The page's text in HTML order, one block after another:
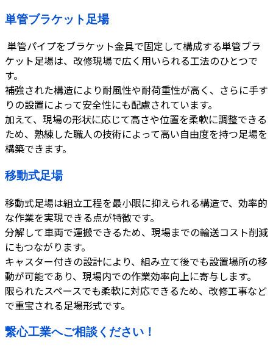
単管ブラケット足場
単管パイプをブラケット金具で固定して構成する単管ブラ
ケット足場は、改修現場で広く用いられる工法のひとつで
す。
補強された構造により耐風性や耐荷重性が高く、さらに手す
りの設置によって安全性にも配慮されています。
加えて、現場の形状に応じて高さや位置を柔軟に調整できる
ため、熟練した職人の技術によって高い自由度を持つ足場を
構築できます。
移動式足場
移動式足場は組立工程を最小限に抑えられる構造で、効率的
な作業を実現できる点が特徴です。
分解して車両で運搬できるため、現場までの輸送コスト削減
にもつながります。
キャスター付きの設計により、組み立て後でも設置場所の移
動が可能であり、現場内での作業効率向上に寄与します。
限られたスペースでも柔軟に対応できるため、改修工事など
で重宝される足場形式です。
繋心工業へご相談ください！